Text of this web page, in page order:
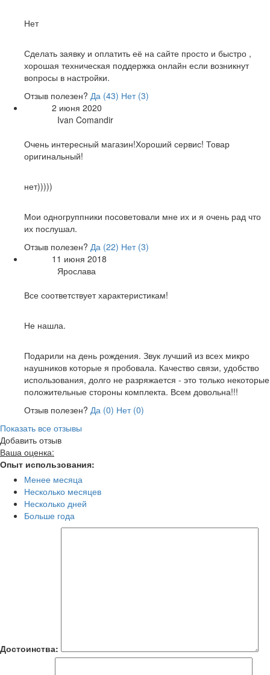
Нет
Сделать заявку и оплатить её на сайте просто и быстро ,
хорошая техническая поддержка онлайн если возникнут
вопросы в настройки.
Отзыв полезен? Да (43) Нет (3)
2 июня 2020
Ivan Comandir
Очень интересный магазин!Хороший сервис! Товар
оригинальный!
нет)))))
Мои одногруппники посоветовали мне их и я очень рад что
их послушал.
Отзыв полезен? Да (22) Нет (3)
11 июня 2018
Ярослава
Все соответствует характеристикам!
Не нашла.
Подарили на день рождения. Звук лучший из всех микро
наушников которые я пробовала. Качество связи, удобство
использования, долго не разряжается - это только некоторые
положительные стороны комплекта. Всем довольна!!!
Отзыв полезен? Да (0) Нет (0)
Показать все отзывы
Добавить отзыв
Ваша оценка:
Опыт использования:
Менее месяца
Несколько месяцев
Несколько дней
Больше года
Достоинства: